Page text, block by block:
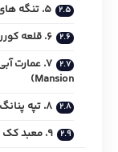
5. تنگه‌ های قبیله‌ای (Clan Jetties)
6. قلعه کورن‌ والیس (Fort Cornwallis)
Mansion)
8. تپه پنانگ (Penang Hill – Bukit Bendera)
9. معبد کک لوک سی (Kek Lok Si Temple)